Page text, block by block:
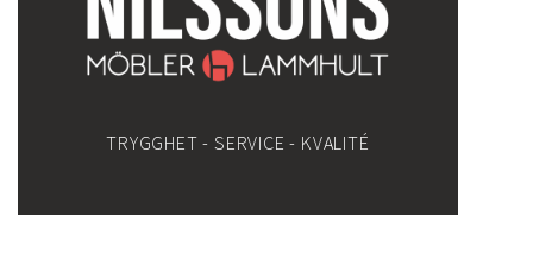
TRYGGHET - SERVICE - KVALITÉ